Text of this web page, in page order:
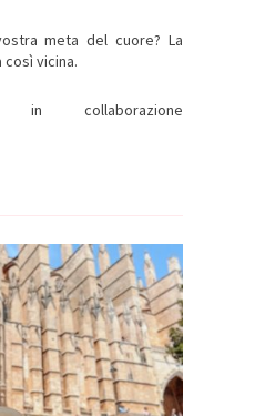
meta del cuore? La
così vicina.
collaborazione